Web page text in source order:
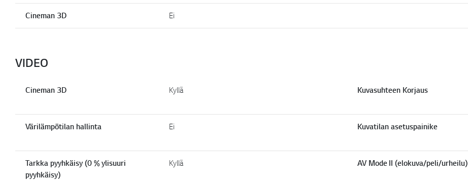
Cineman 3D Ei
VIDEO
Cineman 3D Kyllä Kuvasuhteen Korjaus
Värilämpötilan hallinta Ei Kuvatilan asetuspainike
Tarkka pyyhkäisy (0 % ylisuuri
pyyhkäisy)
Kyllä AV Mode II (elokuva/peli/urheilu)